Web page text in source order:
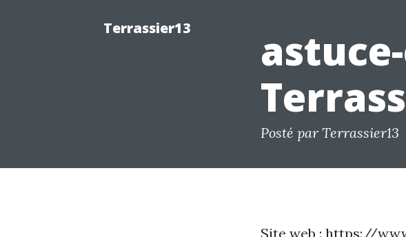
Terrassier13
Posté par Terrassier13
Site web : https://